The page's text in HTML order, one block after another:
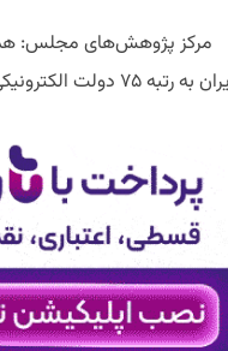
مرکز پژوهش‌های مجلس:
به رتبه ۷۵ دولت الکترونیکی است